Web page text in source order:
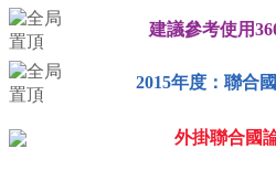
建議參考使用
2015年度：聯合
外掛聯合國